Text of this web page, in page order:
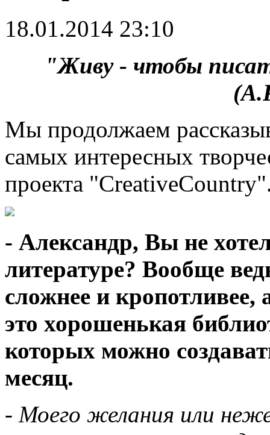
18.01.2014 23:10
"Живу - чтобы
Мы продолжаем
самых интересных
проекта
- Александр, Вы не
литературе? Вообще
сложнее и
это хорошенькая
которых можно
месяц.
- Моего желания или